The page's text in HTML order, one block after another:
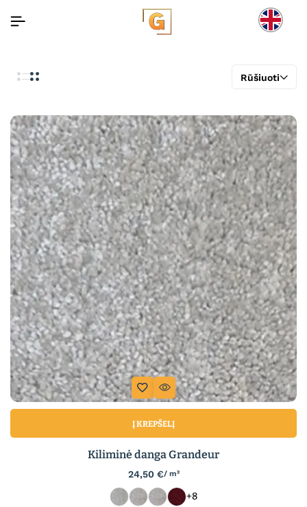
Rūšiuoti
Į KREPŠELĮ
Kiliminė danga Grandeur
24,50 €/ m²
+8